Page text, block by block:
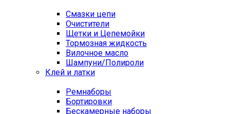
Смазки цепи
Очистители
Щетки и Цепемойки
Тормозная жидкость
Вилочное масло
Шампуни/Полироли
Клей и латки
Ремнаборы
Бортировки
Бескамерные наборы